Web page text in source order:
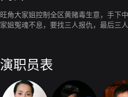
旺角大家姐控制全区黄赌毒生意，手下
家姐冤魂不息，要找三人报仇，最后三
演职员表